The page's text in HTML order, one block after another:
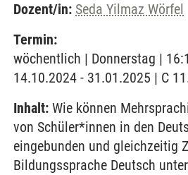
Dozent/in: Seda Yilmaz Wörfel
Termin:
wöchentlich | Donnerstag |
14.10.2024 - 31.01.2025 | C
Inhalt: Wie können
von Schüler*innen in den
eingebunden und gleichzeitig
Bildungssprache Deutsch